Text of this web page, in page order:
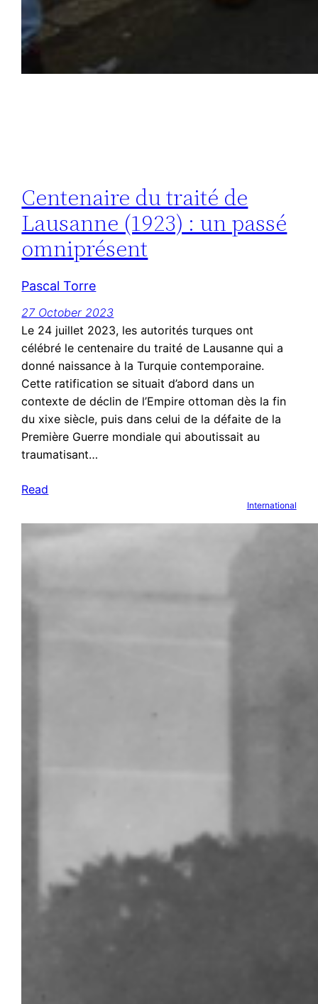
Centenaire du traité de
Lausanne (1923) : un passé
omniprésent
Pascal Torre
27 October 2023
Le 24 juillet 2023, les autorités turques ont
célébré le centenaire du traité de Lausanne qui a
donné naissance à la Turquie contemporaine.
Cette ratification se situait d’abord dans un
contexte de déclin de l’Empire ottoman dès la fin
du xixe siècle, puis dans celui de la défaite de la
Première Guerre mondiale qui aboutissait au
traumatisant…
Read
International